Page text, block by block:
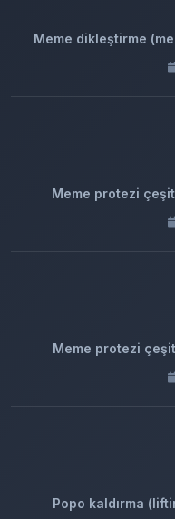
Meme dikleştirme
Meme protezi
Meme protezi
Popo kaldırma